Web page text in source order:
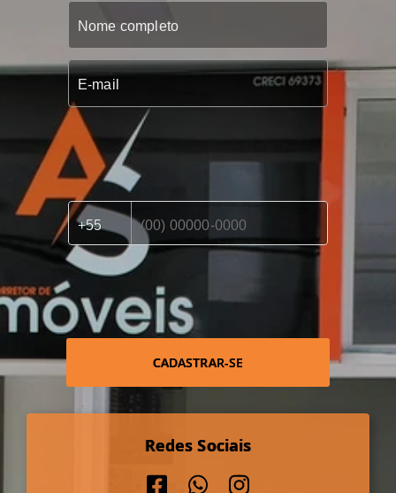
CADASTRAR-SE
Redes Sociais